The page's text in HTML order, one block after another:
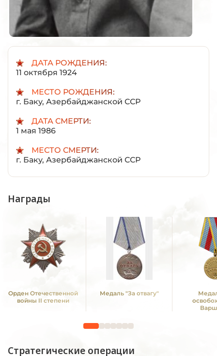
ДАТА РОЖДЕНИЯ:
11 октября 1924
МЕСТО РОЖДЕНИЯ:
г. Баку, Азербайджанской ССР
ДАТА СМЕРТИ:
1 мая 1986
МЕСТО СМЕРТИ:
г. Баку, Азербайджанской ССР
Награды
Орден Отечественной
войны II степени
Медаль "За отвагу"
Стратегические операции